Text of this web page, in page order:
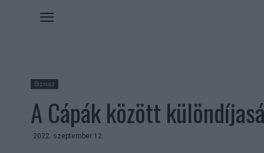
Biznisz
A Cápák között
2022. szeptember 12.